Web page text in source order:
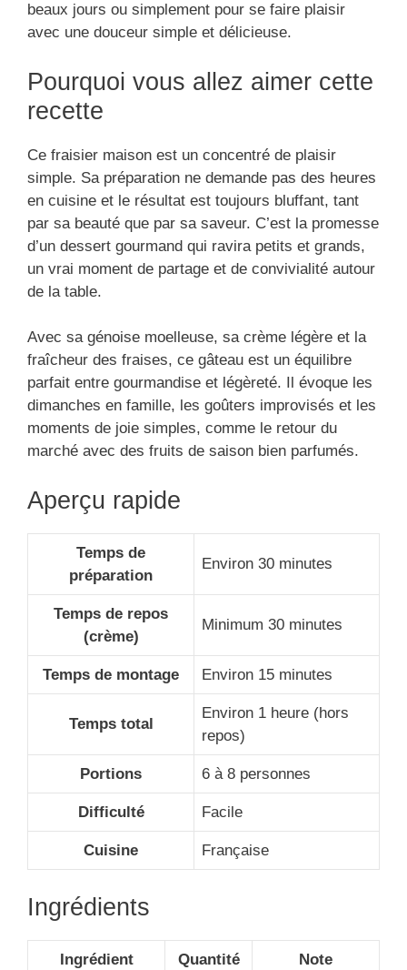
beaux jours ou simplement pour se faire plaisir
avec une douceur simple et délicieuse.
Pourquoi vous allez aimer cette
recette
Ce fraisier maison est un concentré de plaisir
simple. Sa préparation ne demande pas des heures
en cuisine et le résultat est toujours bluffant, tant
par sa beauté que par sa saveur. C’est la promesse
d’un dessert gourmand qui ravira petits et grands,
un vrai moment de partage et de convivialité autour
de la table.
Avec sa génoise moelleuse, sa crème légère et la
fraîcheur des fraises, ce gâteau est un équilibre
parfait entre gourmandise et légèreté. Il évoque les
dimanches en famille, les goûters improvisés et les
moments de joie simples, comme le retour du
marché avec des fruits de saison bien parfumés.
Aperçu rapide
Temps de
préparation
Environ 30 minutes
Temps de repos
(crème)
Minimum 30 minutes
Temps de montage Environ 15 minutes
Temps total
Environ 1 heure (hors
repos)
Portions 6 à 8 personnes
Difficulté Facile
Cuisine Française
Ingrédients
Ingrédient Quantité Note